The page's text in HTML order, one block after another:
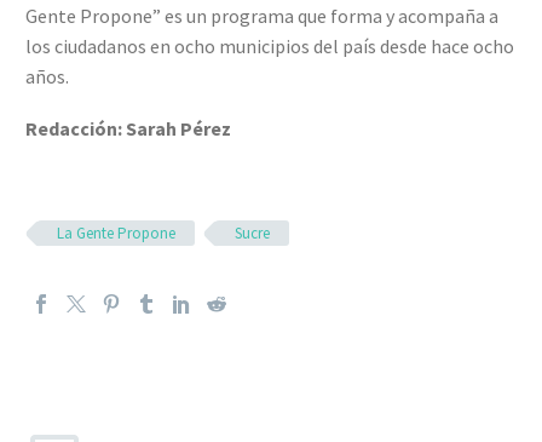
Gente Propone” es un programa que forma y acompaña a
los ciudadanos en ocho municipios del país desde hace ocho
años.
Redacción: Sarah Pérez
La Gente Propone Sucre